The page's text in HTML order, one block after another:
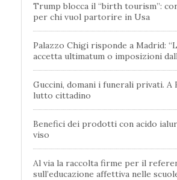
Trump blocca il “birth tourism”:
per chi vuol partorire in Usa
Palazzo Chigi risponde a Madrid:
accetta ultimatum o imposizioni
Guccini, domani i funerali privati. A
lutto cittadino
Benefici dei prodotti con acido
viso
Al via la raccolta firme per il
sull’educazione affettiva nelle